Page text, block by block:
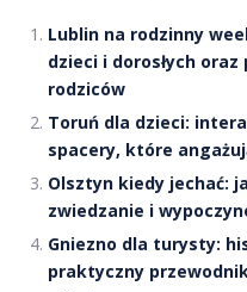
Lublin na rodzinny
dzieci i dorosłych
rodziców
Toruń dla dzieci:
spacery, które
Olsztyn kiedy jechać:
zwiedzanie i
Gniezno dla turysty:
praktyczny